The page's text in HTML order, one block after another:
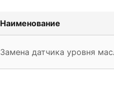
Наименование
Замена датчика уровня